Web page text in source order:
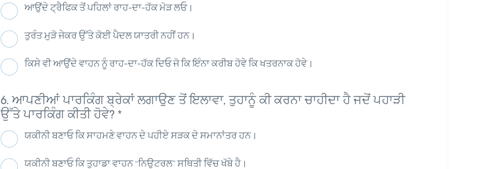
ਆਉਂਦੇ ਟ੍ਰੈਫਿਕ ਤੋਂ ਪਹਿਲਾਂ ਰਾਹ-ਦਾ-ਹੱਕ ਮੋੜ ਲਓ।
ਤੁਰੰਤ ਮੁੜੋ ਜੇਕਰ ਉੱਤੇ ਕੋਈ ਪੈਦਲ ਯਾਤਰੀ ਨਹੀਂ ਹਨ।
ਕਿਸੇ ਵੀ ਆਉਂਦੇ ਵਾਹਨ ਨੂੰ ਰਾਹ-ਦਾ-ਹੱਕ ਦਿਓ ਜੋ ਕਿ ਇੰਨਾ ਕਰੀਬ ਹੋਵੇ ਕਿ ਖਤਰਨਾਕ ਹੋਵੇ।
ਆਪਣੀਆਂ ਪਾਰਕਿੰਗ ਬ੍ਰੇਕਾਂ ਲਗਾਉਣ ਤੋਂ ਇਲਾਵਾ, ਤੁਹਾਨੂੰ ਕੀ ਕਰਨਾ ਚਾਹੀਦਾ ਹੈ ਜਦੋਂ ਪਹਾੜੀ
ਉੱਤੇ ਪਾਰਕਿੰਗ ਕੀਤੀ ਹੋਵੇ?*
ਯਕੀਨੀ ਬਣਾਓ ਕਿ ਸਾਹਮਣੇ ਵਾਹਨ ਦੇ ਪਹੀਏ ਸੜਕ ਦੇ ਸਮਾਨਾਂਤਰ ਹਨ।
ਯਕੀਨੀ ਬਣਾਓ ਕਿ ਤੁਹਾਡਾ ਵਾਹਨ “ਨਿਉਟਰਲ” ਸਥਿਤੀ ਵਿੱਚ ਖੱਬੇ ਹੈ।